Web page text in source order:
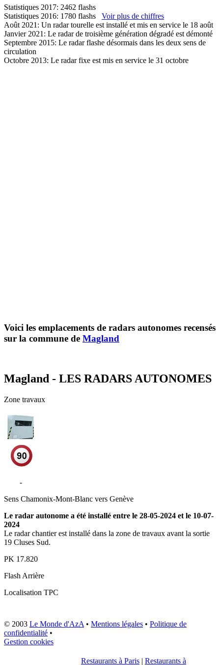
Statistiques 2017: 2462 flashs
Statistiques 2016: 1780 flashs Voir plus de chiffres
Août 2021: Un radar tourelle est installé et mis en service le 18 août
Janvier 2021: Le radar de troisième génération dégradé est démonté
Septembre 2015: Le radar flashe désormais dans les deux sens de
circulation
Octobre 2013: Le radar fixe est mis en service le 31 octobre
Voici les emplacements de radars autonomes recensés
sur la commune de Magland
Magland - LES RADARS AUTONOMES
Zone travaux
-
Sens Chamonix-Mont-Blanc vers Genève
Le radar autonome a été installé entre le 28-05-2024 et le 10-07-
2024
Le radar chantier est installé dans la zone de travaux avant la sortie
19 Cluses Sud.
PK 17.820
Flash Arrière
Localisation TPC
© 2003 Le Monde d'AzA • Mentions légales • Politique de
confidentialité •
Gestion cookies
Restaurants à Paris | Restaurants à